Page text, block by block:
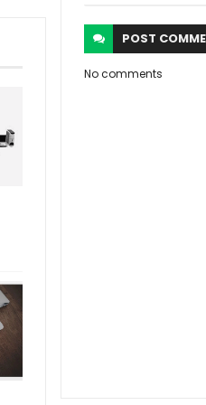
POST
No comments